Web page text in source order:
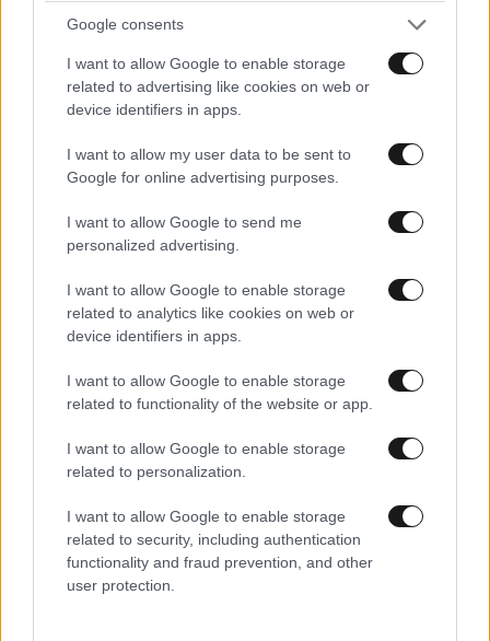
Google consents
I want to allow Google to enable storage
related to advertising like cookies on web or
device identifiers in apps.
I want to allow my user data to be sent to
Google for online advertising purposes.
I want to allow Google to send me
personalized advertising.
I want to allow Google to enable storage
related to analytics like cookies on web or
device identifiers in apps.
I want to allow Google to enable storage
related to functionality of the website or app.
I want to allow Google to enable storage
related to personalization.
I want to allow Google to enable storage
related to security, including authentication
functionality and fraud prevention, and other
user protection.
Πολεμικό θρίλερ στα Στενά του Ορμούζ:
Πύραυλος έπληξε πλοίο της ADNOC των ΗΑΕ